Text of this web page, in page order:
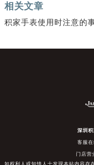
相关文章
积家手表使用时注意的
深圳
客服
门店营